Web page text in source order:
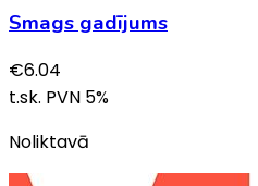
Smags gadījums
€6.04
t.sk. PVN 5%
Noliktavā